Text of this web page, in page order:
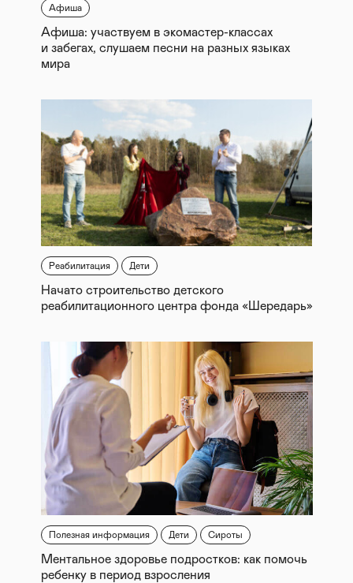
Афиша
Афиша: участвуем в экомастер-классах
и забегах, слушаем песни на разных языках
мира
Реабилитация Дети
Начато строительство детского
реабилитационного центра фонда «Шередарь»
Полезная информация Дети Сироты
Ментальное здоровье подростков: как помочь
ребенку в период взросления